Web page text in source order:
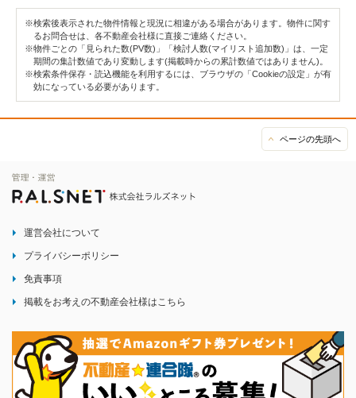
※検索後表示された物件情報と現況に相違がある場合があります。物件に関す
るお問合せは、各不動産会社様に直接ご連絡ください。
※物件ごとの「見られた数(PV数)」「検討人数(マイリスト追加数)」は、一定
期間の集計数値であり変動します(掲載時からの累計数値ではありません)。
※検索条件保存・読込機能を利用するには、ブラウザの「Cookieの設定」が有
効になっている必要があります。
ページの先頭へ
運営会社について
プライバシーポリシー
免責事項
掲載をお考えの不動産会社様はこちら